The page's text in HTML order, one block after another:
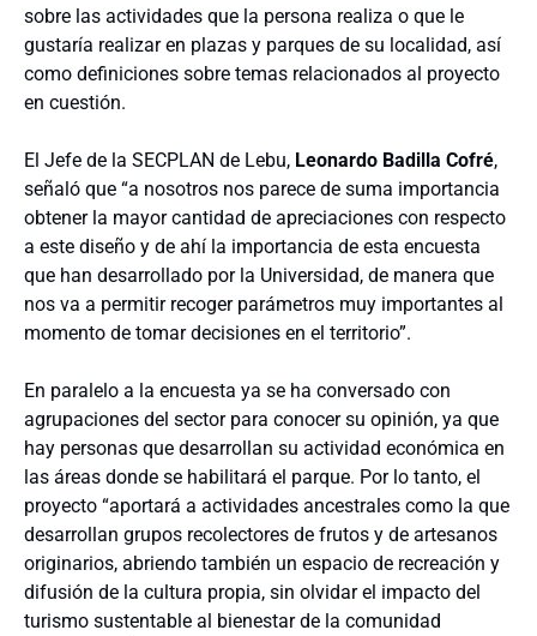
sobre las actividades que la persona realiza o que le
gustaría realizar en plazas y parques de su localidad, así
como definiciones sobre temas relacionados al proyecto
en cuestión.
El Jefe de la SECPLAN de Lebu, Leonardo Badilla Cofré,
señaló que “a nosotros nos parece de suma importancia
obtener la mayor cantidad de apreciaciones con respecto
a este diseño y de ahí la importancia de esta encuesta
que han desarrollado por la Universidad, de manera que
nos va a permitir recoger parámetros muy importantes al
momento de tomar decisiones en el territorio”.
En paralelo a la encuesta ya se ha conversado con
agrupaciones del sector para conocer su opinión, ya que
hay personas que desarrollan su actividad económica en
las áreas donde se habilitará el parque. Por lo tanto, el
proyecto “aportará a actividades ancestrales como la que
desarrollan grupos recolectores de frutos y de artesanos
originarios, abriendo también un espacio de recreación y
difusión de la cultura propia, sin olvidar el impacto del
turismo sustentable al bienestar de la comunidad